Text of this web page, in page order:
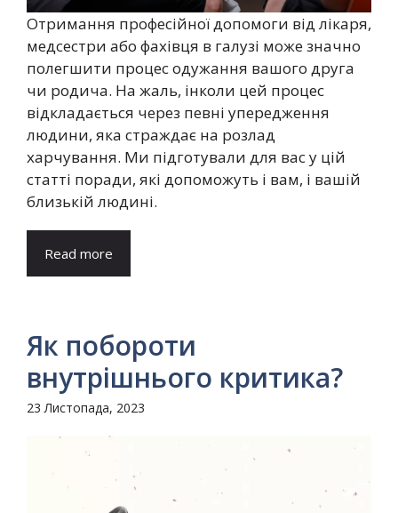
Отримання професійної допомоги від лікаря,
медсестри або фахівця в галузі може значно
полегшити процес одужання вашого друга
чи родича. На жаль, інколи цей процес
відкладається через певні упередження
людини, яка страждає на розлад
харчування. Ми підготували для вас у цій
статті поради, які допоможуть і вам, і вашій
близькій людині.
Read more
Як побороти
внутрішнього критика?
23 Листопада, 2023